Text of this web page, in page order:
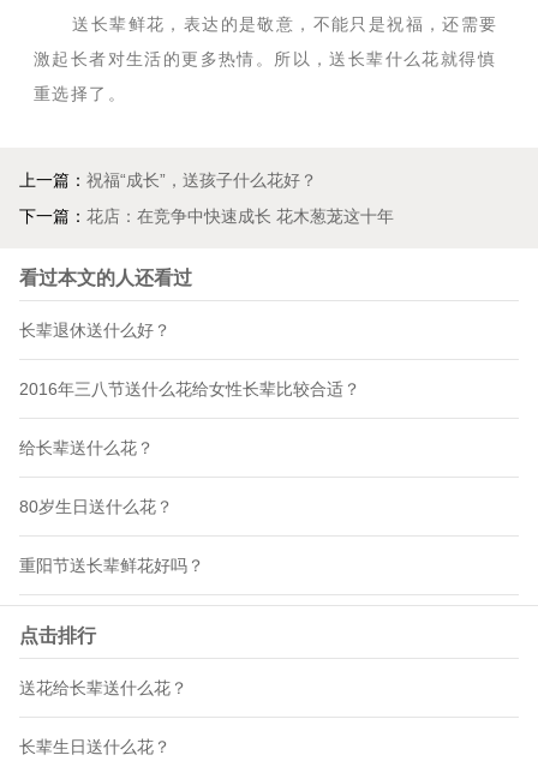
送长辈鲜花，表达的是敬意，不能只是祝福，还需要
激起长者对生活的更多热情。所以，送长辈什么花就得慎
重选择了。
上一篇： 祝福“成长”，送孩子什么花好？
下一篇： 花店：在竞争中快速成长 花木葱茏这十年
看过本文的人还看过
长辈退休送什么好？
2016年三八节送什么花给女性长辈比较合适？
给长辈送什么花？
80岁生日送什么花？
重阳节送长辈鲜花好吗？
点击排行
送花给长辈送什么花？
长辈生日送什么花？